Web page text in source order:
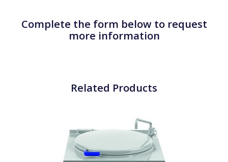
Complete the form below to request
more information
Related Products